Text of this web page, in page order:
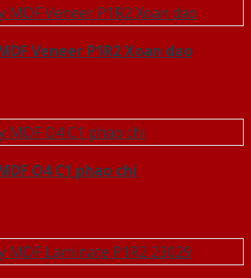
Veneer P1R2 Xoan dao
O4 C1 phao chi